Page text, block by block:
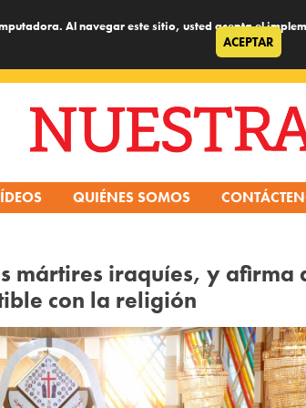
Al navegar este sitio, usted acepta el
ACEPTAR
QUIÉNES SOMOS
mártires iraquíes, y afirma
con la religión